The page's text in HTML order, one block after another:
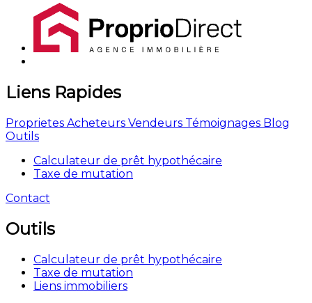
Liens Rapides
Proprietes Acheteurs Vendeurs Témoignages Blog
Outils
Calculateur de prêt hypothécaire
Taxe de mutation
Contact
Outils
Calculateur de prêt hypothécaire
Taxe de mutation
Liens immobiliers